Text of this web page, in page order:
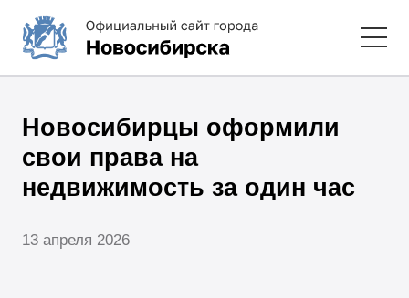
Новосибирцы оформили
свои права на
недвижимость за один час
13 апреля 2026